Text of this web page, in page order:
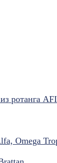
ротанга
Omega